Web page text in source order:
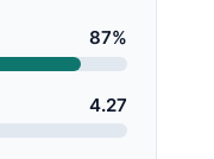
87%
4.27